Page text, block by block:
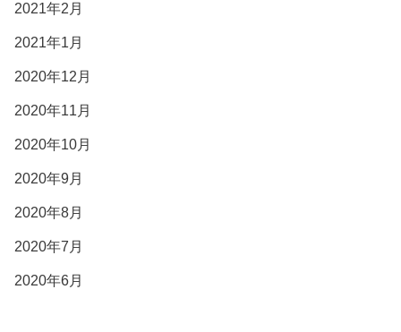
2021年2月
2021年1月
2020年12月
2020年11月
2020年10月
2020年9月
2020年8月
2020年7月
2020年6月